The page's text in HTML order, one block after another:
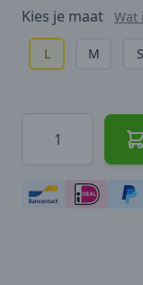
Kies je maat Wat
L M S
Hoeveelheid